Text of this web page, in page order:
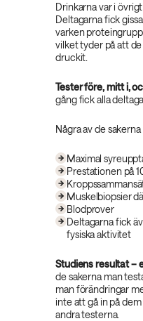
Drinkarna var i
Deltagarna fick
varken
vilket tyder på att
druckit.
Tester före, mitt i,
gång fick alla
Några av de
Maximal
Prestationen på
Muskelbiopsier
Blodprover
Deltagarna fick
fysiska aktivitet
Studiens resultat –
de sakerna man
man förändringar
inte att gå in på
andra testerna.